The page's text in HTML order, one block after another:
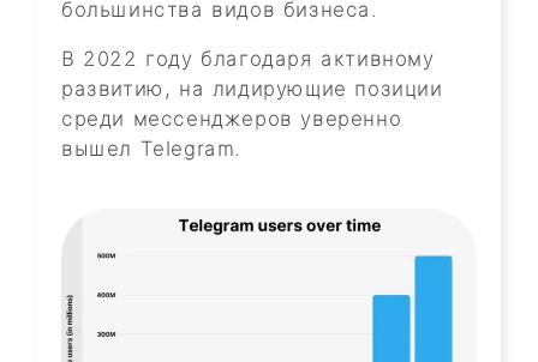
большинства видов бизнеса.
В 2022 году благодаря активному
развитию, на лидирующие позиции
среди мессенджеров уверенно
вышел Telegram.